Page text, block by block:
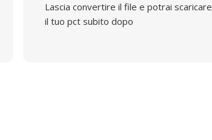
Lascia convertire il file e potrai scaricare
il tuo pct subito dopo